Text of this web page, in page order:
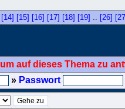
[14] [15] [16] [17] [18] [19] .. [26]
um auf dieses Thema zu
» Passwort